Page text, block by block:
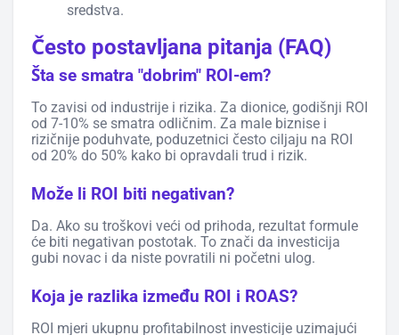
sredstva.
Često postavljana pitanja (FAQ)
Šta se smatra "dobrim" ROI-em?
To zavisi od industrije i rizika. Za dionice, godišnji ROI
od 7-10% se smatra odličnim. Za male biznise i
rizičnije poduhvate, poduzetnici često ciljaju na ROI
od 20% do 50% kako bi opravdali trud i rizik.
Može li ROI biti negativan?
Da. Ako su troškovi veći od prihoda, rezultat formule
će biti negativan postotak. To znači da investicija
gubi novac i da niste povratili ni početni ulog.
Koja je razlika između ROI i ROAS?
ROI mjeri ukupnu profitabilnost investicije uzimajući